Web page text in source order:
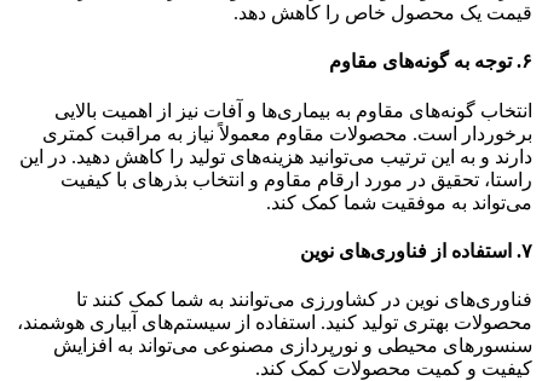
قیمت یک محصول خاص را کاهش دهد.
۶. توجه به گونه‌های مقاوم
انتخاب گونه‌های مقاوم به بیماری‌ها و آفات نیز از اهمیت بالایی
برخوردار است. محصولات مقاوم معمولاً نیاز به مراقبت کمتری
دارند و به این ترتیب می‌توانید هزینه‌های تولید را کاهش دهید. در این
راستا، تحقیق در مورد ارقام مقاوم و انتخاب بذرهای با کیفیت
می‌تواند به موفقیت شما کمک کند.
۷. استفاده از فناوری‌های نوین
فناوری‌های نوین در کشاورزی می‌توانند به شما کمک کنند تا
محصولات بهتری تولید کنید. استفاده از سیستم‌های آبیاری هوشمند،
سنسورهای محیطی و نورپردازی مصنوعی می‌تواند به افزایش
کیفیت و کمیت محصولات کمک کند.